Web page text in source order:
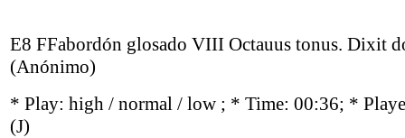
E8 FFabordón glosado VIII Octauus tonus. Dixit
(Anónimo)
* Play: high / normal / low ; * Time: 00:36; *
(J)